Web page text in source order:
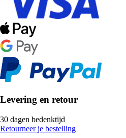
Levering en retour
30 dagen bedenktijd
Retourneer je bestelling